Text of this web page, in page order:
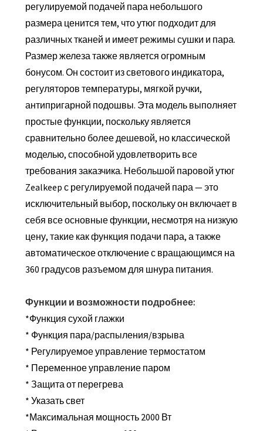
регулируемой подачей пара небольшого
размера ценится тем, что утюг подходит для
различных тканей и имеет режимы сушки и пара.
Размер железа также является огромным
бонусом. Он состоит из светового индикатора,
регуляторов температуры, мягкой ручки,
антипригарной подошвы. Эта модель выполняет
простые функции, поскольку является
сравнительно более дешевой, но классической
моделью, способной удовлетворить все
требования заказчика. Небольшой паровой утюг
Zealkeep с регулируемой подачей пара — это
исключительный выбор, поскольку он включает в
себя все основные функции, несмотря на низкую
цену, такие как функция подачи пара, а также
автоматическое отключение с вращающимся на
360 градусов разъемом для шнура питания.
Функции и возможности подробнее:
*Функция сухой глажки
* Функция пара/распыления/взрыва
* Регулируемое управление термостатом
* Переменное управление паром
* Защита от перегрева
* Указать свет
*Максимальная мощность 2000 Вт